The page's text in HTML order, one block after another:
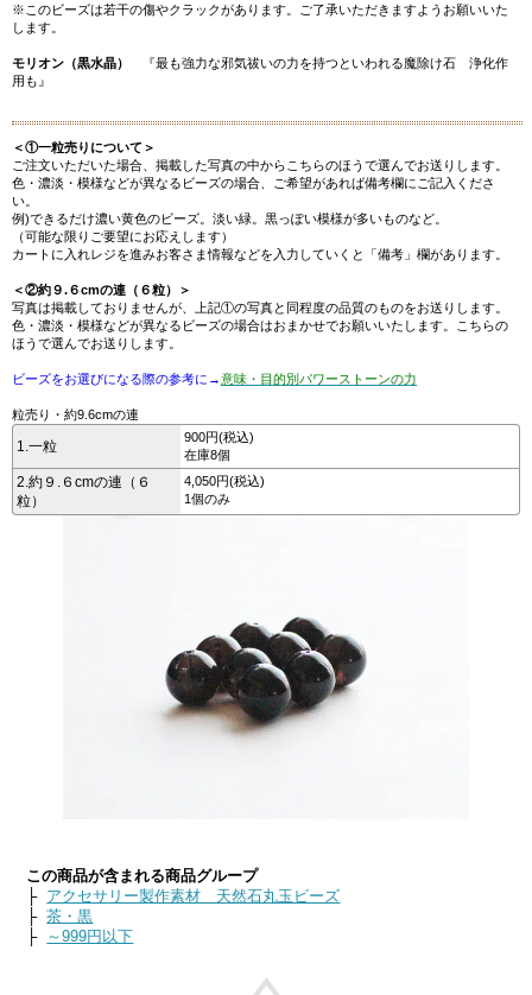
※このビーズは若干の傷やクラックがあります。ご了承いただきますようお願いいた
します。
モリオン（黒水晶）
『最も強力な邪気祓いの力を持つといわれる魔除け石 浄化作
用も』
＜①一粒売りについて＞
ご注文いただいた場合、掲載した写真の中からこちらのほうで選んでお送りします。
色・濃淡・模様などが異なるビーズの場合、ご希望があれば備考欄にご記入くださ
い。
例)できるだけ濃い黄色のビーズ。淡い緑。黒っぽい模様が多いものなど。
（可能な限りご要望にお応えします）
カートに入れレジを進みお客さま情報などを入力していくと「備考」欄があります。
＜②約９.６cmの連（６粒）＞
写真は掲載しておりませんが、上記①の写真と同程度の品質のものをお送りします。
色・濃淡・模様などが異なるビーズの場合はおまかせでお願いいたします。こちらの
ほうで選んでお送りします。
ビーズをお選びになる際の参考に→意味・目的別パワーストーンの力
粒売り・約9.6cmの連
1.一粒
900円(税込)
在庫8個
2.約９.６cmの連（６
粒）
4,050円(税込)
1個のみ
この商品が含まれる商品グループ
├ アクセサリー製作素材 天然石丸玉ビーズ
├茶・黒
├
～999円以下